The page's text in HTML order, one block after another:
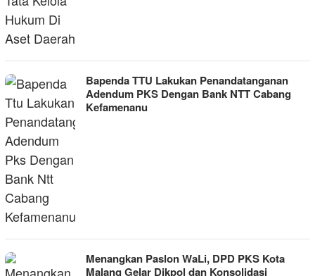
Bapenda TTU Lakukan Penandatanganan
Adendum PKS Dengan Bank NTT Cabang
Kefamenanu
Menangkan Paslon WaLi, DPD PKS Kota
Malang Gelar Dikpol dan Konsolidasi